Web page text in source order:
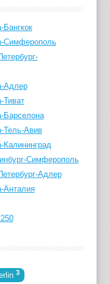
Симферополь
Адлер
Тиват
Барселона
Тель-Авив
Калининград
Симферополь
Адлер
Анталия
3